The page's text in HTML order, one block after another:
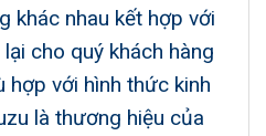
khác nhau kết hợp với
cho quý khách hàng
hợp với hình thức kinh
là thương hiệu của